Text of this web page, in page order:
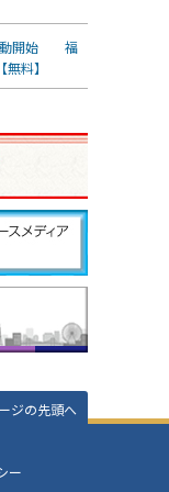
動開始 福
料】
ジの先頭へ
ー